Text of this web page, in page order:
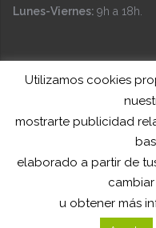
Lunes-Viernes: 9h a 18h.
Facebook InstagramLinkedIn YouTube Twitter
Funciona gracias a
Utilizamos cookies
mostrarte publicidad
elaborado a partir de
u obtener más